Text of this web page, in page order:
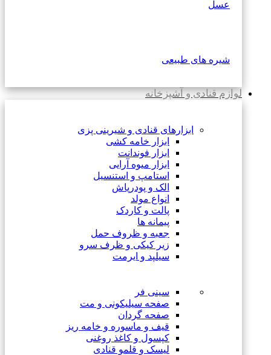
عسل
شیره های طبیعی
لوازم قنادی و آشپزخانه
ابزارهای قنادی و شیرینی پزی
ابزار خامه کشی
ابزار فوندانت
ابزار میوه آرایی
استامپ و استنسیل
الک و پودرپاش
انواع مولد
پالت و کاردک
پیمانه ها
جعبه و ظروف حمل
زیر کیکی و ظرف سرو
سیلپد و ایرمت
سینی فر
صفحه سیلیکونی و مت
صفحه گردان
قیف و ماسوره و خامه ریز
کپسول و کاغذ روغنی
لیسک و قلمو قنادی